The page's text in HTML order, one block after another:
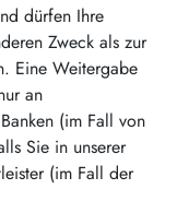
dürfen Ihre
Zweck als zur
Eine Weitergabe
an
(im Fall von
Sie in unserer
(im Fall der